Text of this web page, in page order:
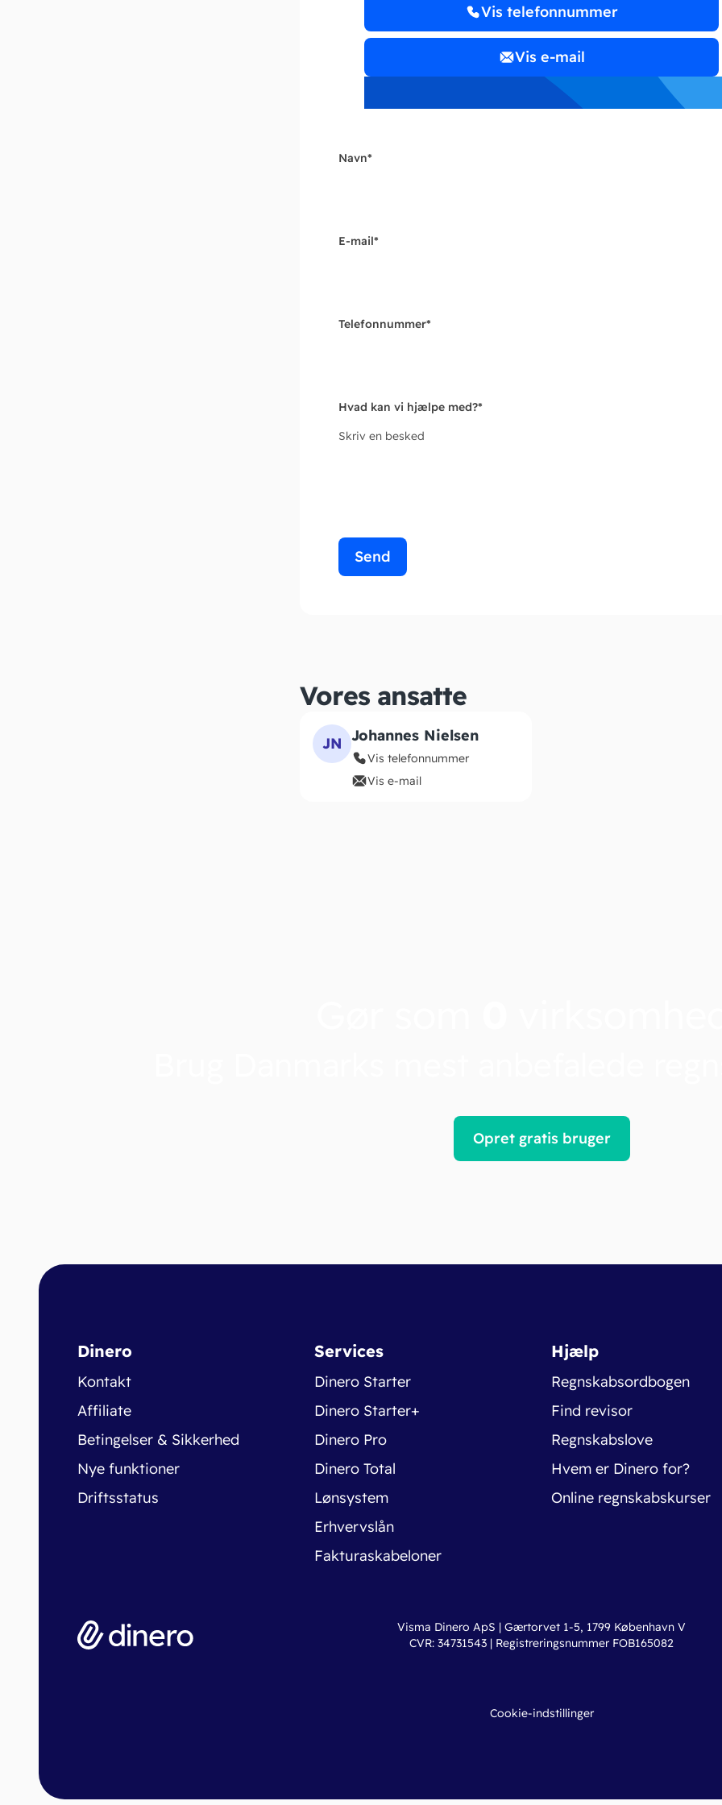
Vis telefonnummer
Vis e-mail
Navn*
E-mail*
Telefonnummer*
Hvad kan vi hjælpe med?*
Skriv en besked
Send
Vores ansatte
JN Johannes Nielsen
Vis telefonnummer
Vis e-mail
Opret gratis bruger
Dinero
Kontakt
Affiliate
Betingelser & Sikkerhed
Nye funktioner
Driftsstatus
Services
Dinero Starter
Dinero Starter+
Dinero Pro
Dinero Total
Lønsystem
Erhvervslån
Fakturaskabeloner
Hjælp
Regnskabsordbogen
Find revisor
Regnskabslove
Hvem er Dinero for?
Online regnskabskurser
Visma Dinero ApS | Gærtorvet 1-5, 1799 København V
CVR: 34731543 | Registreringsnummer FOB165082
Cookie-indstillinger